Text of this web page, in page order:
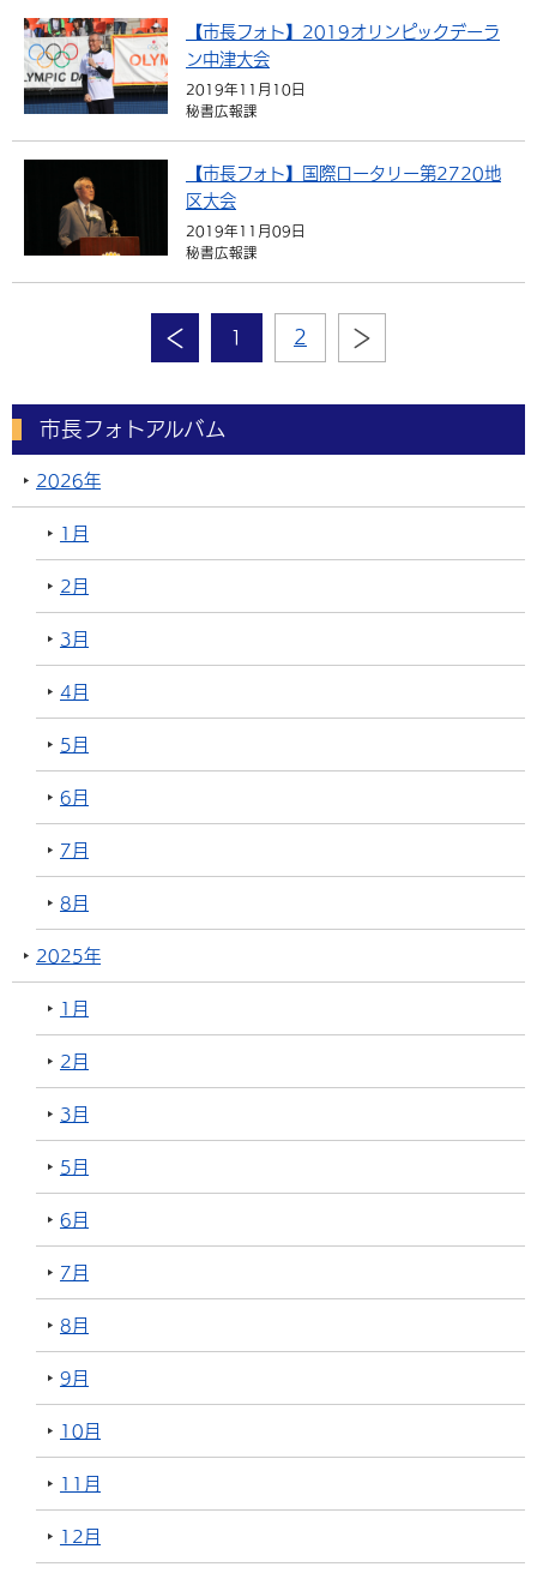
【市長フォト】2019オリンピックデーラ
ン中津大会
2019年11月10日
秘書広報課
【市長フォト】国際ロータリー第2720地
区大会
2019年11月09日
秘書広報課
1 2
市長フォトアルバム
2026年
1月
2月
3月
4月
5月
6月
7月
8月
2025年
1月
2月
3月
5月
6月
7月
8月
9月
10月
11月
12月